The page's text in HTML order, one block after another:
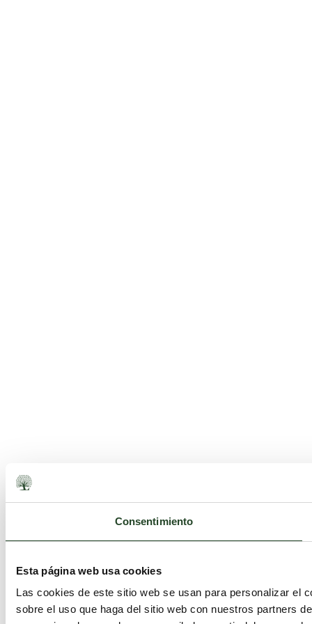
Consentimiento
Esta página web usa cookies
Las cookies de este sitio web se usan para personalizar el
sobre el uso que haga del sitio web con nuestros partners